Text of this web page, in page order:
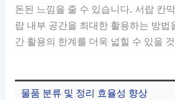
돈된 느낌을 줄 수 있습니다. 서랍 칸
랍 내부 공간을 최대한 활용하는 방법
간 활용의 한계를 더욱 넓힐 수 있을
물품 분류 및 정리 효율성 향상